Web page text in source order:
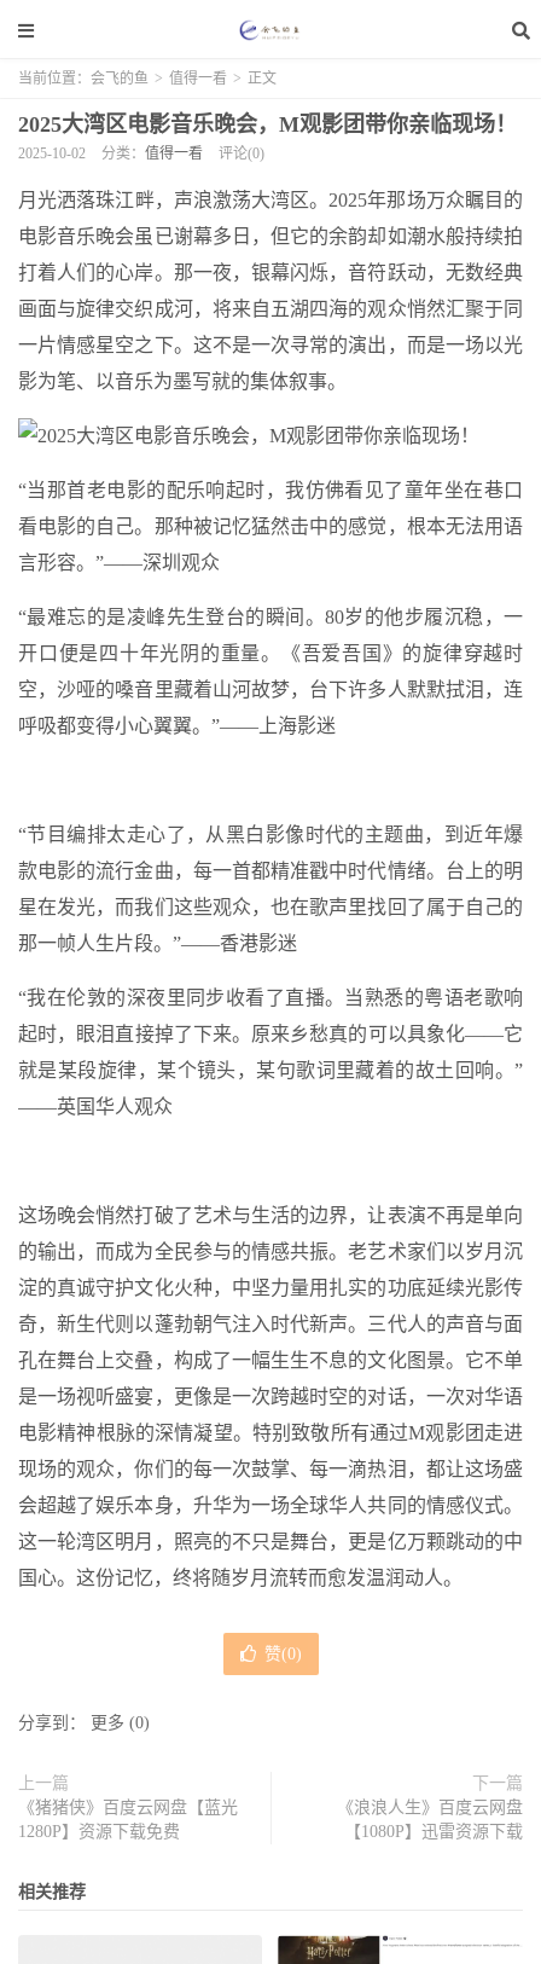
当前位置： 会飞的鱼 > 值得一看 > 正文
2025大湾区电影音乐晚会，M观影团带你亲临现场！
2025-10-02 分类： 值得一看 评论(0)
月光洒落珠江畔，声浪激荡大湾区。2025年那场万众瞩目的
电影音乐晚会虽已谢幕多日，但它的余韵却如潮水般持续拍
打着人们的心岸。那一夜，银幕闪烁，音符跃动，无数经典
画面与旋律交织成河，将来自五湖四海的观众悄然汇聚于同
一片情感星空之下。这不是一次寻常的演出，而是一场以光
影为笔、以音乐为墨写就的集体叙事。
“当那首老电影的配乐响起时，我仿佛看见了童年坐在巷口
看电影的自己。那种被记忆猛然击中的感觉，根本无法用语
言形容。”——深圳观众
“最难忘的是凌峰先生登台的瞬间。80岁的他步履沉稳，一
开口便是四十年光阴的重量。《吾爱吾国》的旋律穿越时
空，沙哑的嗓音里藏着山河故梦，台下许多人默默拭泪，连
呼吸都变得小心翼翼。”——上海影迷
“节目编排太走心了，从黑白影像时代的主题曲，到近年爆
款电影的流行金曲，每一首都精准戳中时代情绪。台上的明
星在发光，而我们这些观众，也在歌声里找回了属于自己的
那一帧人生片段。”——香港影迷
“我在伦敦的深夜里同步收看了直播。当熟悉的粤语老歌响
起时，眼泪直接掉了下来。原来乡愁真的可以具象化——它
就是某段旋律，某个镜头，某句歌词里藏着的故土回响。”
——英国华人观众
这场晚会悄然打破了艺术与生活的边界，让表演不再是单向
的输出，而成为全民参与的情感共振。老艺术家们以岁月沉
淀的真诚守护文化火种，中坚力量用扎实的功底延续光影传
奇，新生代则以蓬勃朝气注入时代新声。三代人的声音与面
孔在舞台上交叠，构成了一幅生生不息的文化图景。它不单
是一场视听盛宴，更像是一次跨越时空的对话，一次对华语
电影精神根脉的深情凝望。特别致敬所有通过M观影团走进
现场的观众，你们的每一次鼓掌、每一滴热泪，都让这场盛
会超越了娱乐本身，升华为一场全球华人共同的情感仪式。
这一轮湾区明月，照亮的不只是舞台，更是亿万颗跳动的中
国心。这份记忆，终将随岁月流转而愈发温润动人。
赞(0)
分享到： 更多 (0)
上一篇
《猪猪侠》百度云网盘【蓝光
1280P】资源下载免费
下一篇
《浪浪人生》百度云网盘
【1080P】迅雷资源下载
相关推荐